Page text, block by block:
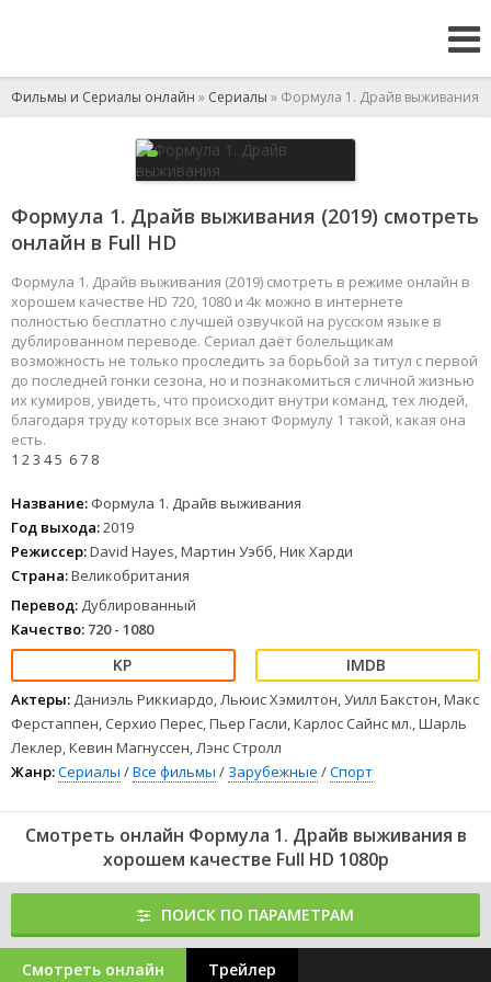
Фильмы и Сериалы онлайн » Сериалы » Формула 1. Драйв выживания
Формула 1. Драйв выживания (2019) смотреть
онлайн в Full HD
Формула 1. Драйв выживания (2019) смотреть в режиме онлайн в
хорошем качестве HD 720, 1080 и 4к можно в интернете
полностью бесплатно с лучшей озвучкой на русском языке в
дублированном переводе. Сериал даёт болельщикам
возможность не только проследить за борьбой за титул с первой
до последней гонки сезона, но и познакомиться с личной жизнью
их кумиров, увидеть, что происходит внутри команд, тех людей,
благодаря труду которых все знают Формулу 1 такой, какая она
есть.
1 23 45 67 8
Название: Формула 1. Драйв выживания
Год выхода:2019
Режиссер:David Hayes, Мартин Уэбб, Ник Харди
Страна:Великобритания
Перевод: Дублированный
Качество: 720 - 1080
Актеры: Даниэль Риккиардо, Льюис Хэмилтон, Уилл Бакстон, Макс
Ферстаппен, Серхио Перес, Пьер Гасли, Карлос Сайнс мл., Шарль
Леклер, Кевин Магнуссен, Лэнс Стролл
Жанр:Сериалы /Все фильмы / Зарубежные /Спорт
Смотреть онлайн Формула 1. Драйв выживания в
хорошем качестве Full HD 1080p
ПОИСК ПО ПАРАМЕТРАМ
Смотреть онлайн Трейлер